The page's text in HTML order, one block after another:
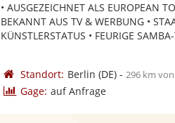
• AUSGEZEICHNET ALS EUROPEAN
BEKANNT AUS TV & WERBUNG •
KÜNSTLERSTATUS • FEURIGE
Standort: Berlin (DE)- 296 km von
Gage: auf Anfrage